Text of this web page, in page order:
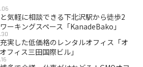
気軽に相談できる下北沢駅から徒歩2
ーキングスペース「KanadeBako」
実した低価格のレンタルオフィス「オ
フィス三田国際ビル」